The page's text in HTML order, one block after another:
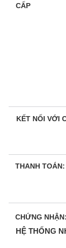
CẤP
HỆ THỐNG
KẾT NỐI VỚI
THANH TOÁN:
CHỨNG NHẬN: